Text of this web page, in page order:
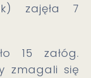
zajęła 7
15 załóg.
zmagali się